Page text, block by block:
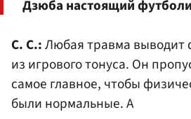
Дзюба настоящий
С. С.:Любая травма выводит
из игрового тонуса. Он
самое главное, чтобы
были нормальные. А